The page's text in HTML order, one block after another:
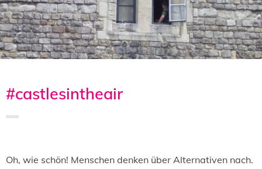
#castlesintheair
Oh, wie schön! Menschen denken über Alternativen nach.